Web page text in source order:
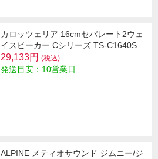
カロッツェリア 16cmセパレート2ウェ
イスピーカー Cシリーズ TS-C1640S
29,133円 (税込)
発送目安：10営業日
ALPINE メティオサウンド ジムニー/ジ